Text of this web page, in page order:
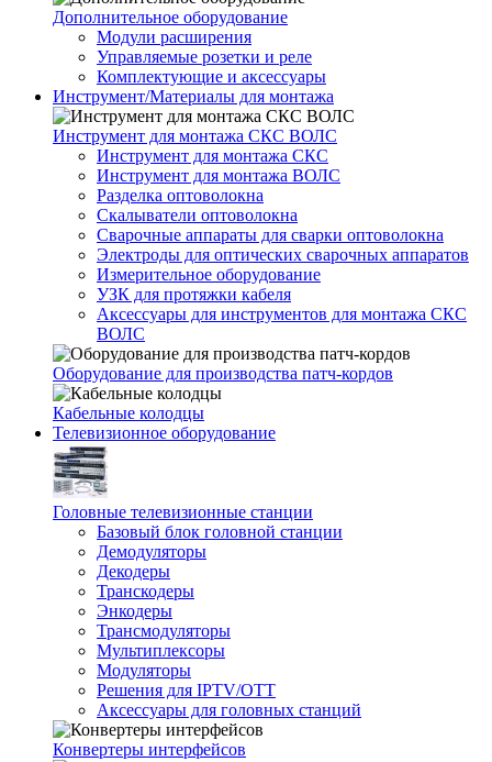
Дополнительное оборудование
Модули расширения
Управляемые розетки и реле
Комплектующие и аксессуары
Инструмент/Материалы для монтажа
Инструмент для монтажа СКС ВОЛС
Инструмент для монтажа СКС
Инструмент для монтажа ВОЛС
Разделка оптоволокна
Скалыватели оптоволокна
Сварочные аппараты для сварки оптоволокна
Электроды для оптических сварочных аппаратов
Измерительное оборудование
УЗК для протяжки кабеля
Аксессуары для инструментов для монтажа СКС
ВОЛС
Оборудование для производства патч-кордов
Кабельные колодцы
Телевизионное оборудование
Головные телевизионные станции
Базовый блок головной станции
Демодуляторы
Декодеры
Транскодеры
Энкодеры
Трансмодуляторы
Мультиплексоры
Модуляторы
Решения для IPTV/OTT
Аксессуары для головных станций
Конвертеры интерфейсов